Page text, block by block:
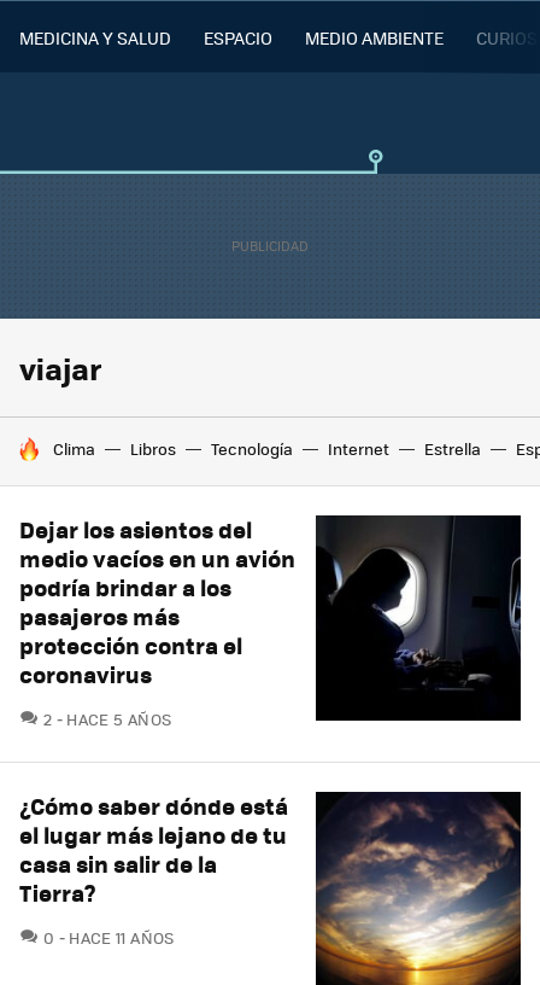
MEDICINA Y SALUD ESPACIO MEDIO AMBIENTE
viajar
HOY SE HABLA DE
Clima Libros Tecnología Internet Estrella
Dejar los asientos del
medio vacíos en un avión
podría brindar a los
pasajeros más
protección contra el
coronavirus
2 COMENTARIOS
HACE 5 AÑOS
¿Cómo saber dónde está
el lugar más lejano de tu
casa sin salir de la
Tierra?
0 COMENTARIOS
HACE 11 AÑOS